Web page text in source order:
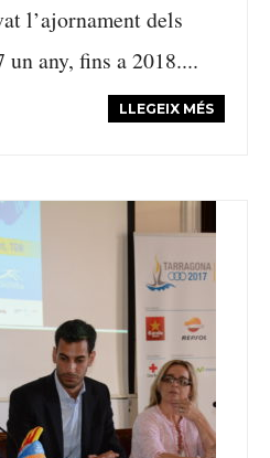
l’ajornament dels
un any, fins a 2018....
LLEGEIX MÉS